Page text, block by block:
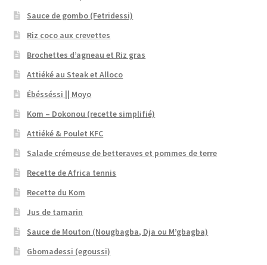
Sauce de gombo (Fetridessi)
Riz coco aux crevettes
Brochettes d’agneau et Riz gras
Attiéké au Steak et Alloco
Ébésséssi || Moyo
Kom – Dokonou (recette simplifié)
Attiéké & Poulet KFC
Salade crémeuse de betteraves et pommes de terre
Recette de Africa tennis
Recette du Kom
Jus de tamarin
Sauce de Mouton (Nougbagba, Dja ou M’gbagba)
Gbomadessi (egoussi)